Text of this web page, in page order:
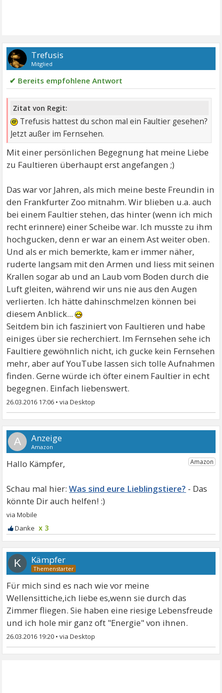
Trefusis
Mitglied
✔ Bereits empfohlene Antwort
Zitat von Regit:
Trefusis hattest du schon mal ein Faultier gesehen?
Jetzt außer im Fernsehen.
Mit einer persönlichen Begegnung hat meine Liebe
zu Faultieren überhaupt erst angefangen ;)
Das war vor Jahren, als mich meine beste Freundin in
den Frankfurter Zoo mitnahm. Wir blieben u.a. auch
bei einem Faultier stehen, das hinter (wenn ich mich
recht erinnere) einer Scheibe war. Ich musste zu ihm
hochgucken, denn er war an einem Ast weiter oben.
Und als er mich bemerkte, kam er immer näher,
ruderte langsam mit den Armen und liess mit seinen
Krallen sogar ab und an Laub vom Boden durch die
Luft gleiten, während wir uns nie aus den Augen
verlierten. Ich hätte dahinschmelzen können bei
diesem Anblick...
Seitdem bin ich fasziniert von Faultieren und habe
einiges über sie recherchiert. Im Fernsehen sehe ich
Faultiere gewöhnlich nicht, ich gucke kein Fernsehen
mehr, aber auf YouTube lassen sich tolle Aufnahmen
finden. Gerne würde ich öfter einem Faultier in echt
begegnen. Einfach liebenswert.
26.03.2016 17:06 •
A
Hallo Kämpfer,
Was sind eure Lieblingstiere?
x 3
K Kämpfer
Für mich sind es nach wie vor meine
Wellensittiche,ich liebe es,wenn sie durch das
Zimmer fliegen. Sie haben eine riesige Lebensfreude
und ich hole mir ganz oft "Energie" von ihnen.
26.03.2016 19:20 •